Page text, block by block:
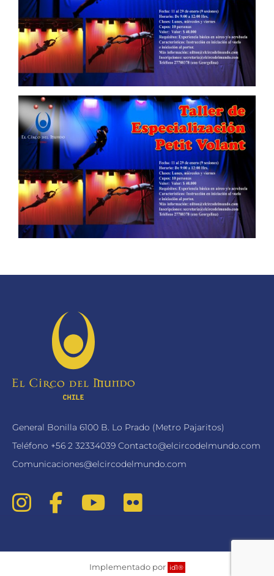
General Bonilla 6100 B. Lo Prado (Metro Pajaritos)
Teléfono +56 2 32334039 Contacto@elcircodelmundo.com
Comunicaciones@elcircodelmundo.com
Implementado por id1®